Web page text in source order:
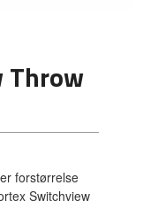
Throw
forstørrelse
Switchview